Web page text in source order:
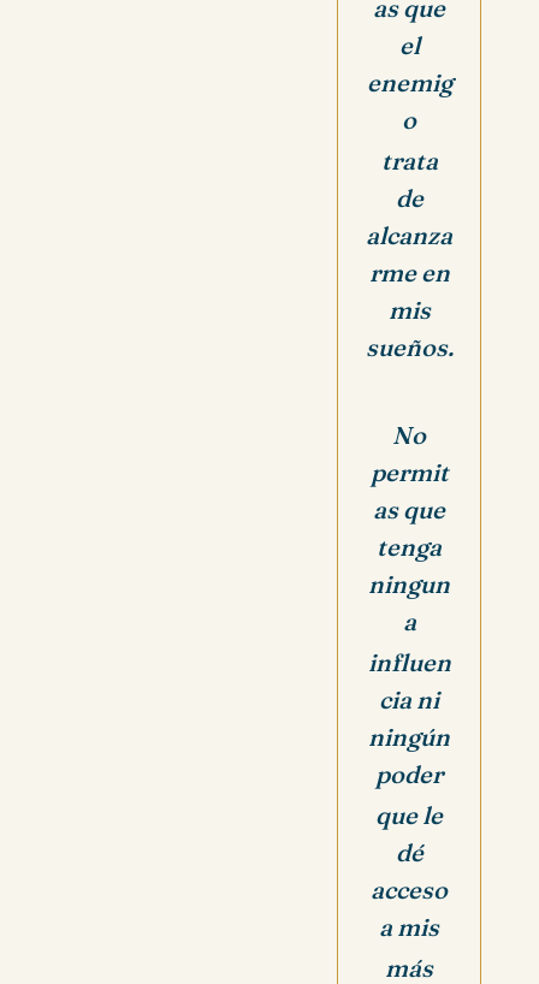
as que
el
enemig
o
trata
de
alcanza
rmeen
mis
sueños.
No
permit
as que
tenga
ningun
a
influen
cia ni
ningún
poder
que le
dé
acceso
a mis
más